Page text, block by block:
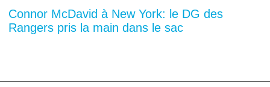
Connor McDavid à New York: le DG des
Rangers pris la main dans le sac